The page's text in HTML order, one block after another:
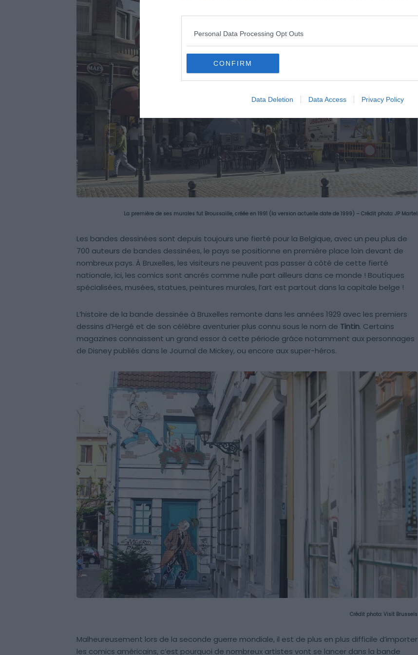
Personal Data Processing Opt Outs
CONFIRM
Data Deletion Data Access Privacy Policy
La première de ses murales fut Broussaille, créée en 1991 (la version actuelle date de 1999) – Crédit photo: JP Martel
Les bandes dessinées sont depuis toujours une fierté pour la Belgique, avec un peu plus de
700 auteurs de bandes dessinées, le pays se positionne en première place loin devant de
nombreux pays. À Bruxelles, les visiteurs ne peuvent pas passer à côté de cette fierté
nationale, ici, les comics sont ancrés comme nulle part ailleurs dans ce monde ! Boutiques
spécialisées, musées, statues, peintures murales, l’art est partout dans la capitale belge !
L’histoire de la bande dessinée à Bruxelles remonte dans les années 1929 avec les premiers
dessins d’Hergé et de son célèbre aventurier plus connu sous le nom de Tintin. Certains
magazines connaissent un grand essor à cette période grâce notamment aux personnages
de Disney publiés dans le Journal de Mickey, ou encore aux super-héros.
Crédit photo: Visit Brussels
Malheureusement lors de la seconde guerre mondiale, il est de plus en plus difficile d’importer
les comics américains, c’est pourquoi de nombreux artistes vont se lancer dans la bande